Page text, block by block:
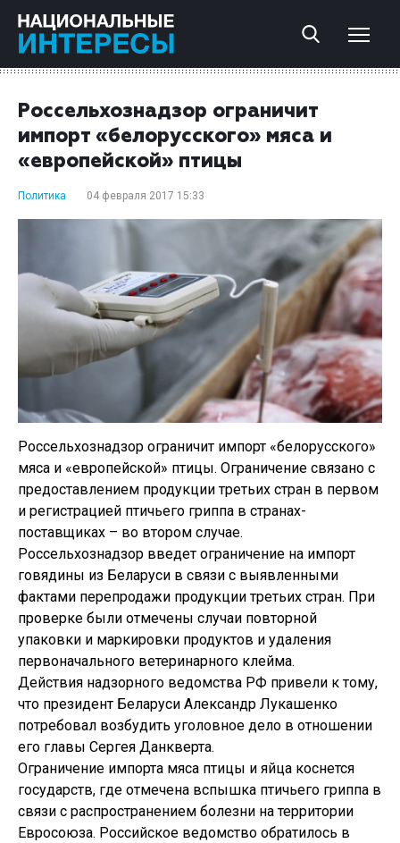
Россельхознадзор ограничит
импорт «белорусского» мяса и
«европейской» птицы
Политика 04 февраля 2017 15:33
Россельхознадзор ограничит импорт «белорусского»
мяса и «европейской» птицы. Ограничение связано с
предоставлением продукции третьих стран в первом
и регистрацией птичьего гриппа в странах-
поставщиках – во втором случае.
Россельхознадзор введет ограничение на импорт
говядины из Беларуси в связи с выявленными
фактами перепродажи продукции третьих стран. При
проверке были отмечены случаи повторной
упаковки и маркировки продуктов и удаления
первоначального ветеринарного клейма.
Действия надзорного ведомства РФ привели к тому,
что президент Беларуси Александр Лукашенко
потребовал возбудить уголовное дело в отношении
его главы Сергея Данкверта.
Ограничение импорта мяса птицы и яйца коснется
государств, где отмечена вспышка птичьего гриппа в
связи с распространением болезни на территории
Евросоюза. Российское ведомство обратилось в